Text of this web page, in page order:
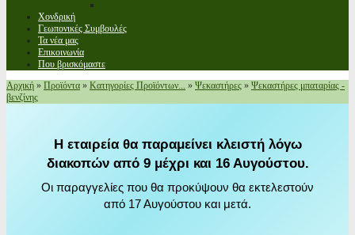
Χονδρική
Γεωπονικές Συμβουλές
Τα νέα μας
Επικοινωνία
Που βρισκόμαστε
Αρχική » Προϊόντα » Κατηγορίες Προϊόντων... » Ψεκαστήρες » Ψεκαστήρες μπαταρίας -
βενζίνης
Η εταιρεία θα παραμείνει κλειστή λόγω
διακοπών από 9 μέχρι και 16 Αυγούστου.
Οι παραγγελίες που θα προκύψουν θα εκτελεστούν
από 17 Αυγούστου και μετά.